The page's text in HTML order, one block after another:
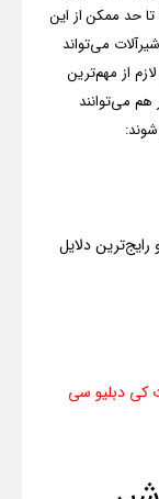
تا حد ممکن از این
می‌تواند
از مهم‌ترین
هم می‌توانند
دلایل
کی دبلیو سی